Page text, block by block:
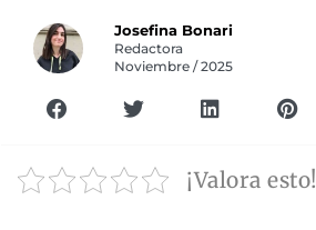
Josefina Bonari
Redactora
Noviembre / 2025
¡Valora esto!